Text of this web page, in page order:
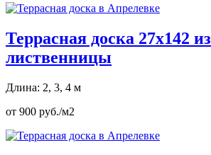
Террасная доска 27х142 из
лиственницы
Длина: 2, 3, 4 м
от 900 руб./м2